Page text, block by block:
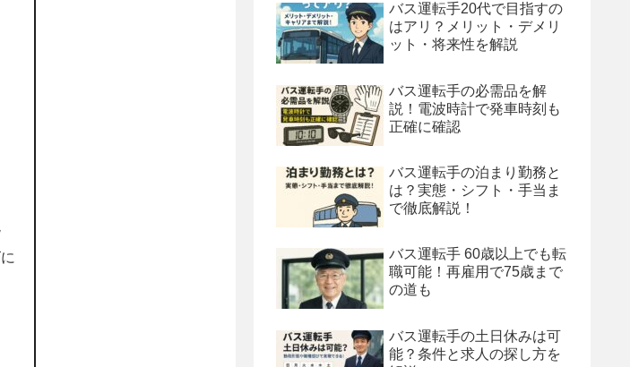
バス運転手20代で目指すの
はアリ？メリット・デメリ
ット・将来性を解説
バス運転手の必需品を解
説！電波時計で発車時刻も
正確に確認
バス運転手の泊まり勤務と
は？実態・シフト・手当ま
で徹底解説！
バス運転手 60歳以上でも転
職可能！再雇用で75歳まで
の道も
バス運転手の土日休みは可
能？条件と求人の探し方を